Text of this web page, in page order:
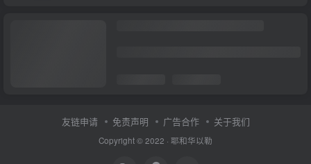
友链申请 免责声明 广告合作 关于我们
Copyright © 2022 · 耶和华以勒